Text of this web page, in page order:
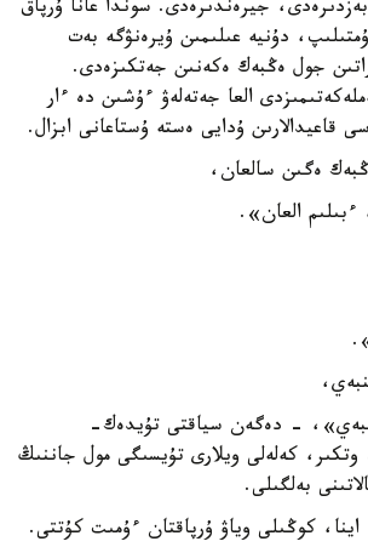
جيرەندىرەدى. سوندا عانا ۇرپاق
دۇنيە عىلىمىن ۇيرەنۋگە بەت
جول ەڭبەك ەكەنىن جەتكىزەدى.
العا جەتەلەۋ ءۇشىن دە ءار
قاعيدالارىن ۇدايى ەستە ۇستاعانى ابزال.
ەگىن سالعان،
العان».
- دەگەن سياقتى تۇيدەك-
كەلەلى ويلارى تۇيسىگى مول جاننىڭ
بەلگىلى.
كوڭىلى وياۋ ۇرپاقتان ءۇمىت كۇتتى.